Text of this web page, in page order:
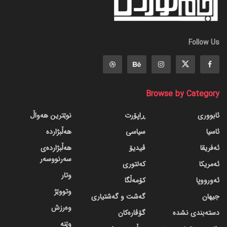
Follow Us
Browse by Category
ئابووری
ئاسیا
ئەفریقا
ئەمریکا
ئەورووپا
جیهان
دسته‌بندی نشده
ڕاپۆرت
سیاسی
ڤیدیۆ
کەلتوری
کۆمەڵگا
گه‌شت و گه‌شتیاری
گۆڤاره‌کان
نوێترین هەواڵ
هەڵبژاردە
هەڵبژاردەی
سەرنووسەر
وتار
وتووێژ
وەرزش
وێنە